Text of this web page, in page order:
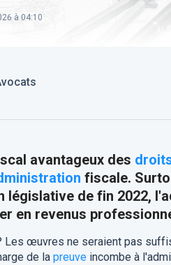
à 04:10
avantageux des
fiscale.
législative de fin 2022,
en revenus
Les œuvres ne seraient pas
de la preuveincombe à